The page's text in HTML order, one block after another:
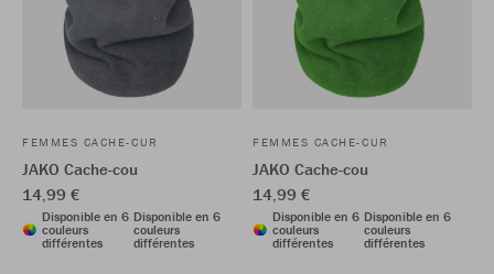
FEMMES CACHE-CUR
JAKO Cache-cou
14,99 €
Disponible en 6
couleurs
différentes
Disponible en 6
couleurs
différentes
FEMMES CACHE-CUR
JAKO Cache-cou
14,99 €
Disponible en 6
couleurs
différentes
Disponible en 6
couleurs
différentes